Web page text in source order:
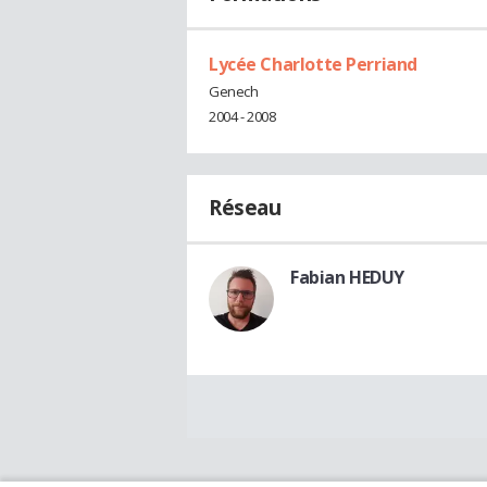
Lycée Charlotte Perriand
Genech
2004 - 2008
Réseau
Fabian HEDUY